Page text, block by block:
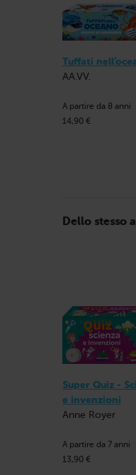
Tuffati
AA.VV.
A partire da 8 anni
14,90 €
Dello stesso
Super Quiz -
e invenzioni
Anne Royer
A partire da 7 anni
13,90 €